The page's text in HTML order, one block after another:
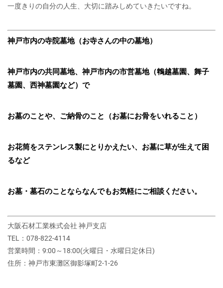
一度きりの自分の人生、大切に踏みしめていきたいですね。
神戸市内の寺院墓地（お寺さんの中の墓地）
神戸市内の共同墓地、神戸市内の市営墓地（鵯越墓園、舞子
墓園、西神墓園など）で
お墓のことや、ご納骨のこと（お墓にお骨をいれること）
お花筒をステンレス製にとりかえたい、お墓に草が生えて困
るなど
お墓・墓石のことならなんでもお気軽にご相談ください。
大阪石材工業株式会社 神戸支店
TEL：078-822-4114
営業時間：9:00～18:00(火曜日・水曜日定休日)
住所：神戸市東灘区御影塚町2‐1‐26